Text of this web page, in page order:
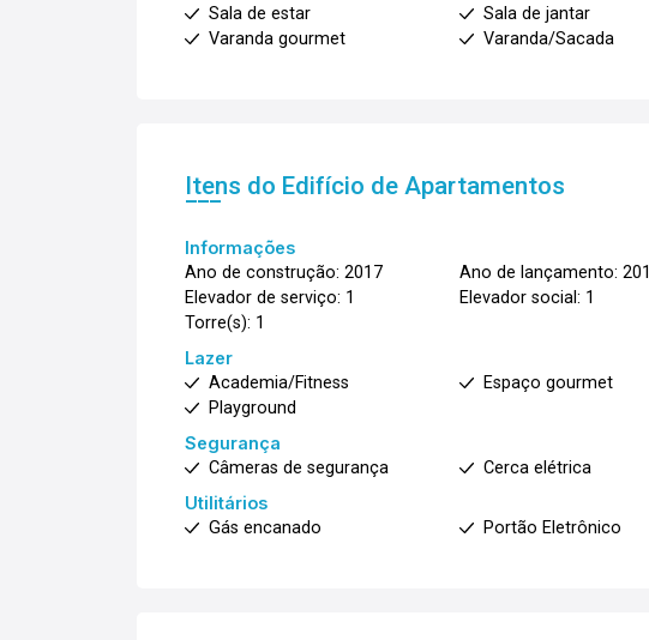
Sala de estar
Sala de jantar
Varanda gourmet
Varanda/Sacada
Itens do Edifício de Apartamentos
Informações
Ano de construção: 2017
Ano de lançamento:
Elevador de serviço: 1
Elevador social: 1
Torre(s): 1
Lazer
Academia/Fitness
Espaço gourmet
Playground
Segurança
Câmeras de segurança
Cerca elétrica
Utilitários
Gás encanado
Portão Eletrônico